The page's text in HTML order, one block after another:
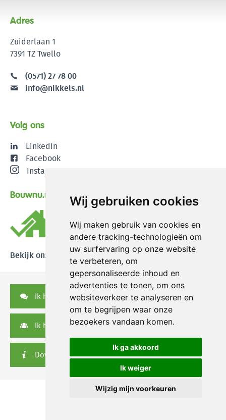
Wij gebruiken cookies
Wij maken gebruik van cookies en
andere tracking-technologieën om
uw surfervaring op onze website
te verbeteren, om
gepersonaliseerde inhoud en
advertenties te tonen, om ons
websiteverkeer te analyseren en
om te begrijpen waar onze
bezoekers vandaan komen.
Ik ga akkoord
Ik weiger
Wijzig mijn voorkeuren
Adres
Zuiderlaan 1
7391 TZ Twello
(0571) 27 78 00
info@nikkels.nl
Volg ons
LinkedIn
Facebook
Instagram
Bouwnu.nl
Bekijk onze reviews
Ik heb een vraag
Ik heb een serviceverzoek
Downloads